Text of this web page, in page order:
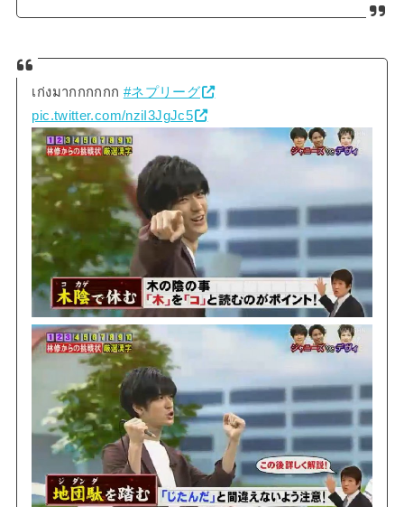
เก่งมากกกกกก #ネプリーグ
pic.twitter.com/nziI3JgJc5